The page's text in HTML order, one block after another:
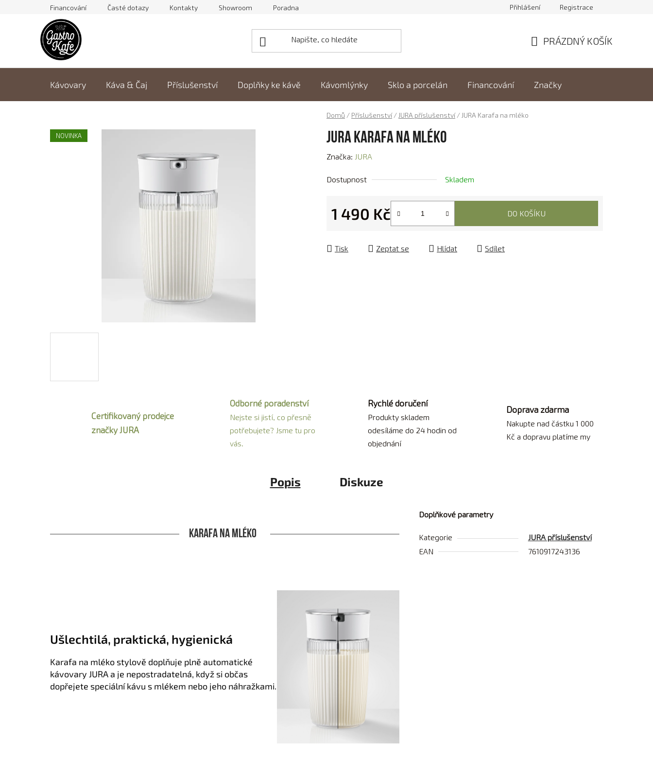
Financování Časté dotazy Kontakty Showroom Poradna Přihlášení Registrace
PRÁZDNÝ KOŠÍK
Kávovary Káva & Čaj Příslušenství Doplňky ke kávě Kávomlýnky Sklo a porcelán Financování Značky
Domů / Příslušenství / JURA příslušenství / JURA Karafa na mléko
JURA Karafa na mléko
Značka: JURA
Dostupnost Skladem
1 490 Kč DO KOŠÍKU
Tisk Zeptat se Hlídat Sdílet
NOVINKA
Certifikovaný prodejce
značky JURA
Odborné poradenství
Nejste si jistí, co přesně
potřebujete? Jsme tu pro
vás.
Rychlé doručení
Produkty skladem
odesíláme do 24 hodin od
objednání
Doprava zdarma
Nakupte nad částku 1 000
Kč a dopravu platíme my
Popis Diskuze
Karafa na mléko
Ušlechtilá, praktická, hygienická
Karafa na mléko stylově doplňuje plně automatické
kávovary JURA a je nepostradatelná, když si občas
dopřejete speciální kávu s mlékem nebo jeho náhražkami.
Doplňkové parametry
Kategorie
JURA příslušenství
EAN
7610917243136